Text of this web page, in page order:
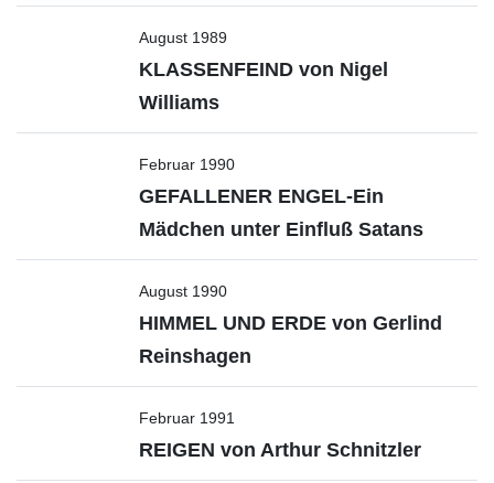
August 1989
KLASSENFEIND von Nigel
Williams
Februar 1990
GEFALLENER ENGEL-Ein
Mädchen unter Einfluß Satans
August 1990
HIMMEL UND ERDE von Gerlind
Reinshagen
Februar 1991
REIGEN von Arthur Schnitzler